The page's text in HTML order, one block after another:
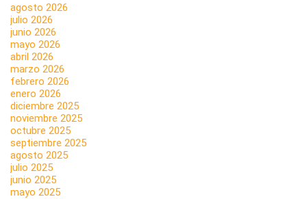
agosto 2026
julio 2026
junio 2026
mayo 2026
abril 2026
marzo 2026
febrero 2026
enero 2026
diciembre 2025
noviembre 2025
octubre 2025
septiembre 2025
agosto 2025
julio 2025
junio 2025
mayo 2025